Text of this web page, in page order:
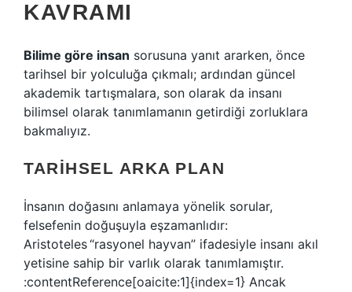
KAVRAMI
Bilime göre insan sorusuna yanıt ararken, önce
tarihsel bir yolculuğa çıkmalı; ardından güncel
akademik tartışmalara, son olarak da insanı
bilimsel olarak tanımlamanın getirdiği zorluklara
bakmalıyız.
TARIHSEL ARKA PLAN
İnsanın doğasını anlamaya yönelik sorular,
felsefenin doğuşuyla eşzamanlıdır:
Aristoteles “rasyonel hayvan” ifadesiyle insanı akıl
yetisine sahip bir varlık olarak tanımlamıştır.
:contentReference[oaicite:1]{index=1} Ancak